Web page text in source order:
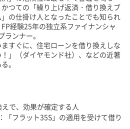
かつての「繰り上げ返済・借り換えブ
」の仕掛け人となったことでも知られ
FP経験25年の独立系ファイナンシャ
ランナー。
ますぐに、住宅ローンを借り換えしな
！」（ダイヤモンド社）、などの近著
。
で、効果が確定する人
「フラット35S」の適用を受けて借り